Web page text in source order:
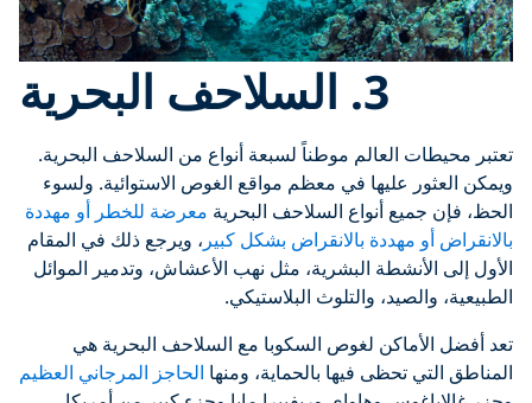
3. السلاحف البحرية
تعتبر محيطات العالم موطناً لسبعة أنواع من السلاحف البحرية.
ويمكن العثور عليها في معظم مواقع الغوص الاستوائية. ولسوء
الحظ، فإن جميع أنواع السلاحف البحرية معرضة للخطر أو مهددة
بالانقراض أو مهددة بالانقراض بشكل كبير ، ويرجع ذلك في المقام
الأول إلى الأنشطة البشرية، مثل نهب الأعشاش، وتدمير الموائل
الطبيعية، والصيد، والتلوث البلاستيكي.
تعد أفضل الأماكن لغوص السكوبا مع السلاحف البحرية هي
المناطق التي تحظى فيها بالحماية، ومنها الحاجز المرجاني العظيم